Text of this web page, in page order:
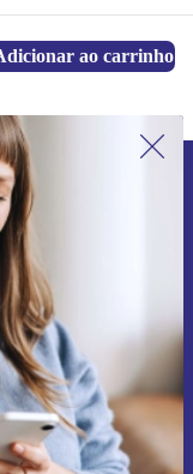
ao carrinho
pela
ser encontrados na